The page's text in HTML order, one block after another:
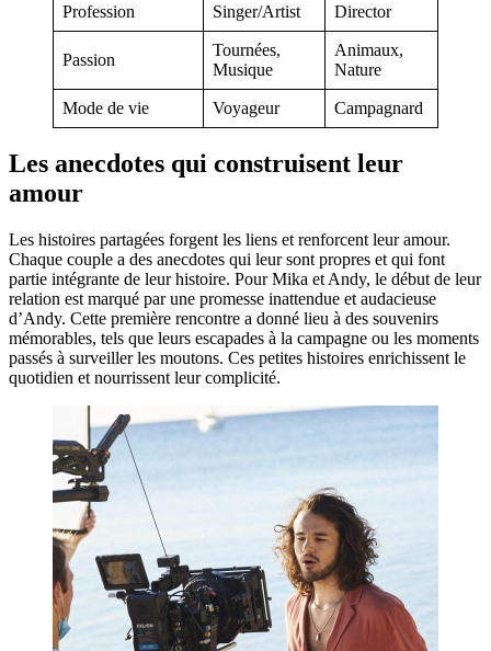
Profession Singer/Artist Director
Passion
Tournées,
Musique
Animaux,
Nature
Mode de vie Voyageur Campagnard
Les anecdotes qui construisent leur
amour
Les histoires partagées forgent les liens et renforcent leur amour.
Chaque couple a des anecdotes qui leur sont propres et qui font
partie intégrante de leur histoire. Pour Mika et Andy, le début de leur
relation est marqué par une promesse inattendue et audacieuse
d’Andy. Cette première rencontre a donné lieu à des souvenirs
mémorables, tels que leurs escapades à la campagne ou les moments
passés à surveiller les moutons. Ces petites histoires enrichissent le
quotidien et nourrissent leur complicité.